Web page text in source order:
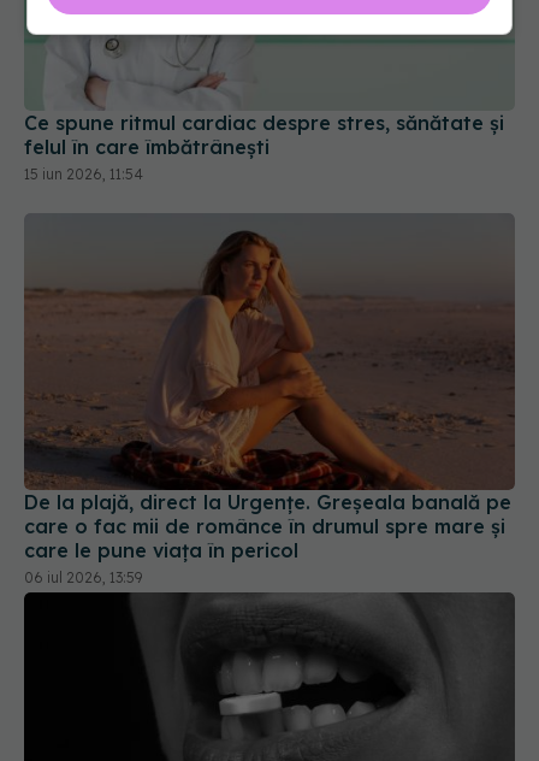
Ce spune ritmul cardiac despre stres, sănătate și
felul în care îmbătrânești
15 iun 2026, 11:54
De la plajă, direct la Urgențe. Greșeala banală pe
care o fac mii de românce în drumul spre mare și
care le pune viața în pericol
06 iul 2026, 13:59